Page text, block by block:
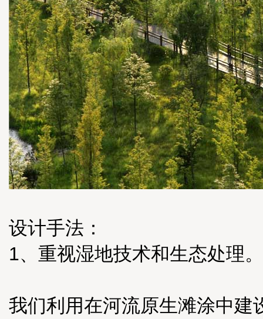
设计手法：
1、重视湿地技术和生态处理。
我们利用在河流原生滩涂中建